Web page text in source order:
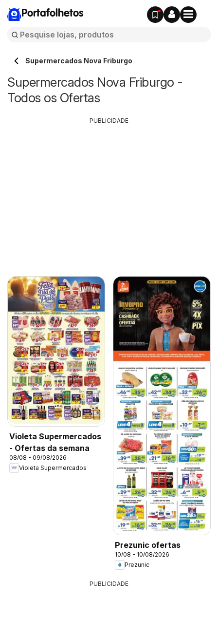
Portafolhetos
Supermercados Nova Friburgo
Supermercados Nova Friburgo -
Todos os Ofertas
Violeta Supermercados
- Ofertas da semana
08/08 - 09/08/2026
Violeta Supermercados
Prezunic ofertas
10/08 - 10/08/2026
Prezunic
PUBLICIDADE
PUBLICIDADE